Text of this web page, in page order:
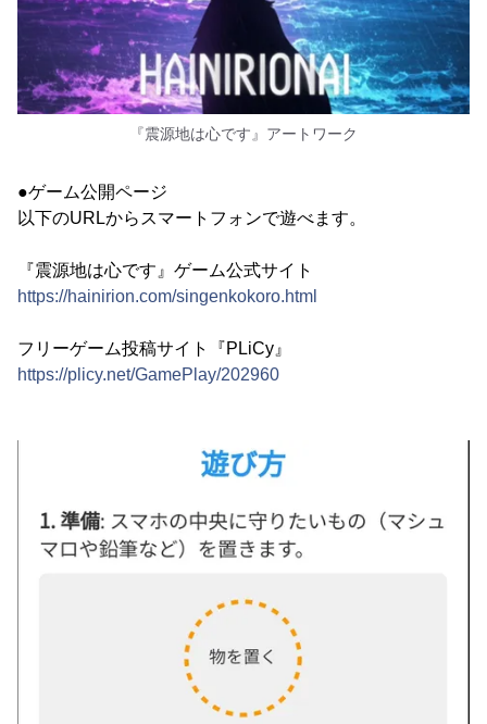
『震源地は心です』アートワーク
●ゲーム公開ページ
以下のURLからスマートフォンで遊べます。
『震源地は心です』ゲーム公式サイト
https://hainirion.com/singenkokoro.html
フリーゲーム投稿サイト『PLiCy』
https://plicy.net/GamePlay/202960